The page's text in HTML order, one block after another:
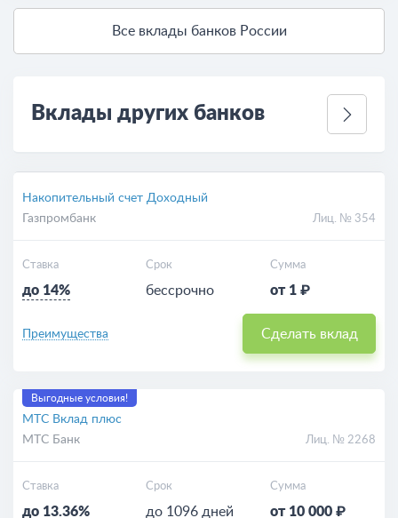
Все вклады банков России
Вклады других банков
Накопительный счет Доходный
Газпромбанк
Лиц. № 354
Ставка
до 14%
Срок
бессрочно
Сумма
от 1 ₽
Преимущества Сделать вклад
Выгодные условия!
МТС Вклад плюс
МТС Банк
Лиц. № 2268
Ставка
до 13.36%
Срок
до 1096 дней
Сумма
от 10 000 ₽